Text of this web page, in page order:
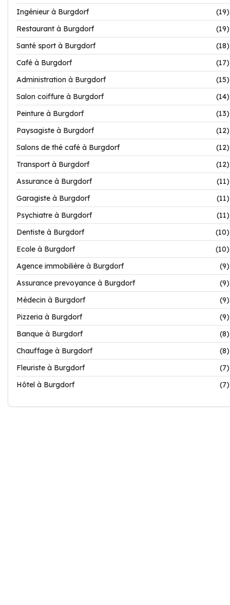
Ingénieur à Burgdorf
(19)
Restaurant à Burgdorf
(19)
Santé sport à Burgdorf
(18)
Café à Burgdorf
(17)
Administration à Burgdorf
(15)
Salon coiffure à Burgdorf
(14)
Peinture à Burgdorf
(13)
Paysagiste à Burgdorf
(12)
Salons de thé café à Burgdorf
(12)
Transport à Burgdorf
(12)
Assurance à Burgdorf
(11)
Garagiste à Burgdorf
(11)
Psychiatre à Burgdorf
(11)
Dentiste à Burgdorf
(10)
Ecole à Burgdorf
(10)
Agence immobilière à Burgdorf
(9)
Assurance prevoyance à Burgdorf
(9)
Médecin à Burgdorf
(9)
Pizzeria à Burgdorf
(9)
Banque à Burgdorf
(8)
Chauffage à Burgdorf
(8)
Fleuriste à Burgdorf
(7)
Hôtel à Burgdorf
(7)